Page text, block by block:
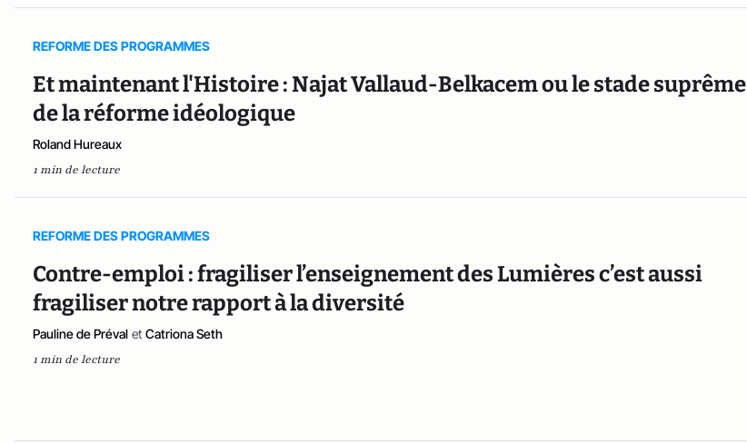
REFORME DES PROGRAMMES
Et maintenant l'Histoire : Najat Vallaud-Belkacem ou le stade suprême
de la réforme idéologique
Roland Hureaux
1 min de lecture
REFORME DES PROGRAMMES
Contre-emploi : fragiliser l’enseignement des Lumières c’est aussi
fragiliser notre rapport à la diversité
Pauline de Préval et Catriona Seth
1 min de lecture